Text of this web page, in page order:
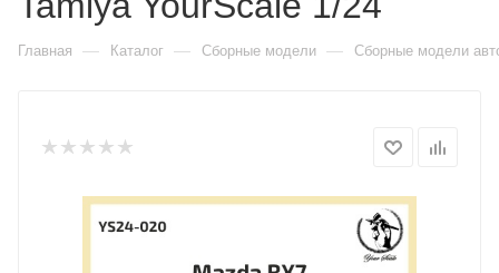
Главная — Каталог — Сборные модели — Сборные модели